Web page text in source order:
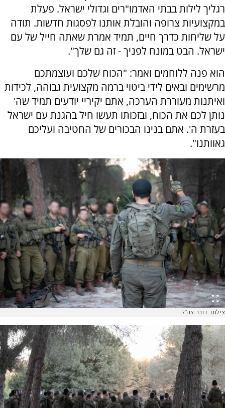
רגליך לילות בבתי האדמו"רים וגדולי ישראל. פעלת
במקצועיות צרופה והובלת אותנו לפסגות חדשות. תודה
על שליחות כדרך חיים, תמיד אמרת שאתה חייל של עם
ישראל. הבט במונח לפניך - זה גם שלך".
הוא פנה ללוחמים ואמר: "הכוח שלכם ועוצמתכם
מרשימים ובאים לידי ביטוי ברמה מקצועית גבוהה, לכידות
ואיתנות מעוררת הערכה, אתם יקיריי יודעים תמיד שה'
נותן לכם את הכוח, ובזכותו תעשו חיל בהגנת עם ישראל
בעזרת ה'. אתם בנינו הבכורים של החטיבה ועליכם
גאוותנו".
צילום: דובר צה"ל